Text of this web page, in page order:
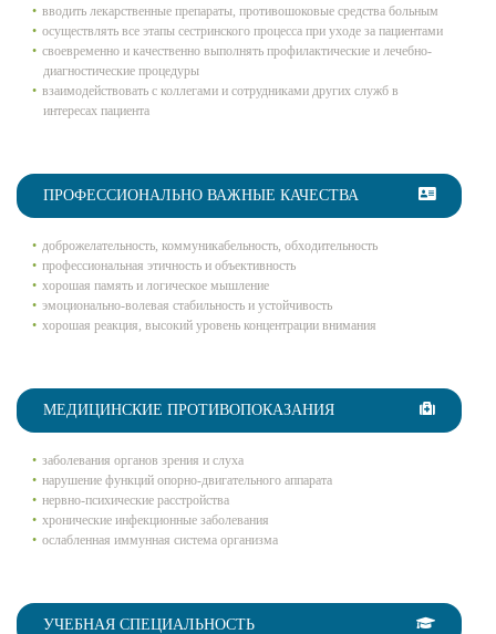
вводить лекарственные препараты, противошоковые средства больным
осуществлять все этапы сестринского процесса при уходе за пациентами
своевременно и качественно выполнять профилактические и лечебно-
диагностические процедуры
взаимодействовать с коллегами и сотрудниками других служб в
интересах пациента
ПРОФЕССИОНАЛЬНО ВАЖНЫЕ КАЧЕСТВА
доброжелательность, коммуникабельность, обходительность
профессиональная этичность и объективность
хорошая память и логическое мышление
эмоционально-волевая стабильность и устойчивость
хорошая реакция, высокий уровень концентрации внимания
МЕДИЦИНСКИЕ ПРОТИВОПОКАЗАНИЯ
заболевания органов зрения и слуха
нарушение функций опорно-двигательного аппарата
нервно-психические расстройства
хронические инфекционные заболевания
ослабленная иммунная система организма
УЧЕБНАЯ СПЕЦИАЛЬНОСТЬ